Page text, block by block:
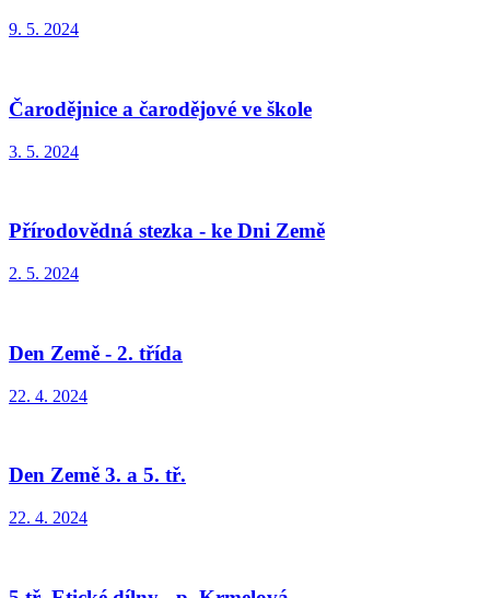
9. 5. 2024
Čarodějnice a čarodějové ve škole
3. 5. 2024
Přírodovědná stezka - ke Dni Země
2. 5. 2024
Den Země - 2. třída
22. 4. 2024
Den Země 3. a 5. tř.
22. 4. 2024